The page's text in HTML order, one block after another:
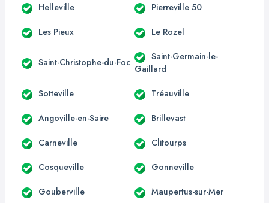
Helleville Pierreville 50
Les Pieux Le Rozel
Saint-Christophe-du-Foc
Saint-Germain-le-
Gaillard
Sotteville Tréauville
Angoville-en-Saire Brillevast
Carneville Clitourps
Cosqueville Gonneville
Gouberville Maupertus-sur-Mer